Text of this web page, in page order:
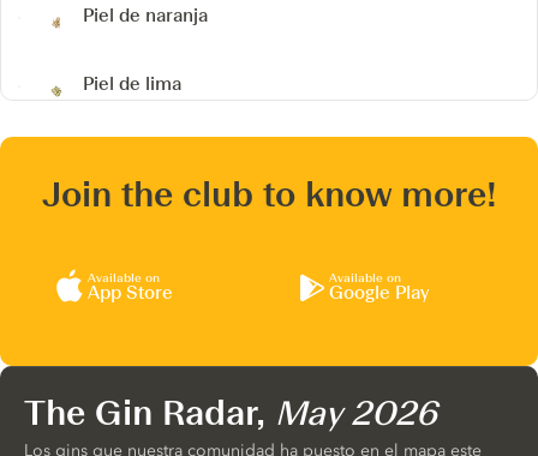
Piel de naranja
Piel de lima
Join the club to know more!
Available on
App Store
Available on
Google Play
The Gin Radar, May 2026
Los gins que nuestra comunidad ha puesto en el mapa este